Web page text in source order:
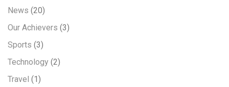
News (20)
Our Achievers (3)
Sports (3)
Technology (2)
Travel (1)